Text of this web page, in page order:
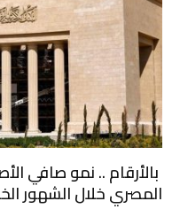
بالأرقام .. نمو صافي
المصري خلال الشهور